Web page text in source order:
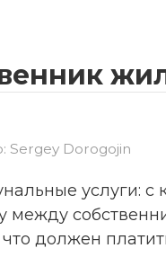
Sergey Dorogojin
услуги: с
между
должен